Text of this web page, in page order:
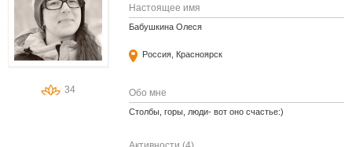
34
Настоящее имя
Бабушкина Олеся
Россия, Красноярск
Обо мне
Столбы, горы, люди- вот оно счастье:)